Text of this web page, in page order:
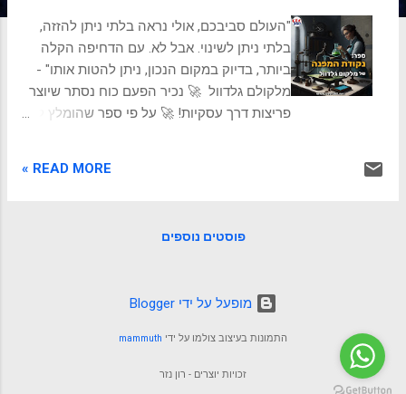
"העולם סביבכם, אולי נראה בלתי ניתן להזזה,
בלתי ניתן לשינוי. אבל לא. עם הדחיפה הקלה
ביותר, בדיוק במקום הנכון, ניתן להטות אותו" -
מלקולם גלדוול 🚀 נכיר הפעם כוח נסתר שיוצר
פריצות דרך עסקיות! 🚀 על פי ספר שהומלץ לי
🌟 תארו ניצוץ קטן שמצית אש במדורה שיוצרת
אדירות.💥 זה נובע מכך שהתפלגויות במציאות
יתרון למי שמבין זאת. 🔍 קורה שקומץ שחקני
מפתח יכול להוביל עסק או תעשייה לעבר
בו משפיענים, עושים את החיבורים ומושכים
READ MORE »
פוסטים נוספים
‏מופעל על ידי Blogger
התמונות בעיצוב צולמו על ידי mammuth
זכויות יוצרים - רון נזר